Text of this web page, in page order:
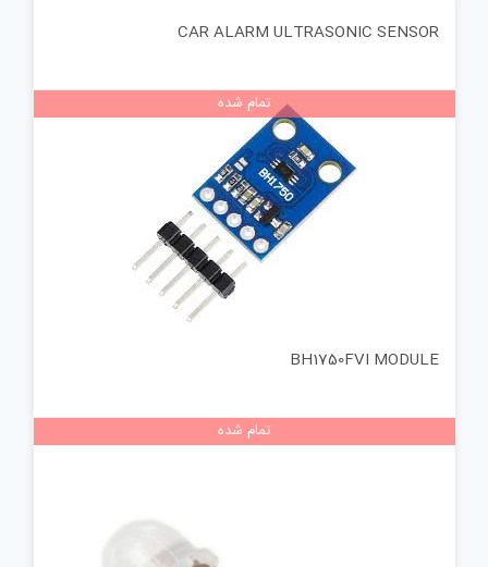
CAR ALARM ULTRASONIC SENSOR
تمام شده
BH1750FVI MODULE
تمام شده